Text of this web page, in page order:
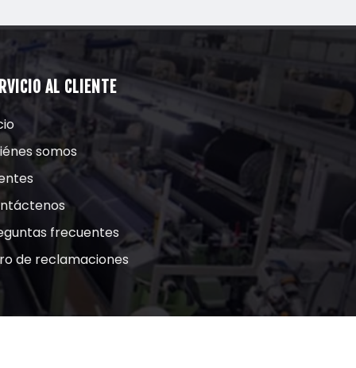
AL CLIENTE
somos
frecuentes
de reclamaciones